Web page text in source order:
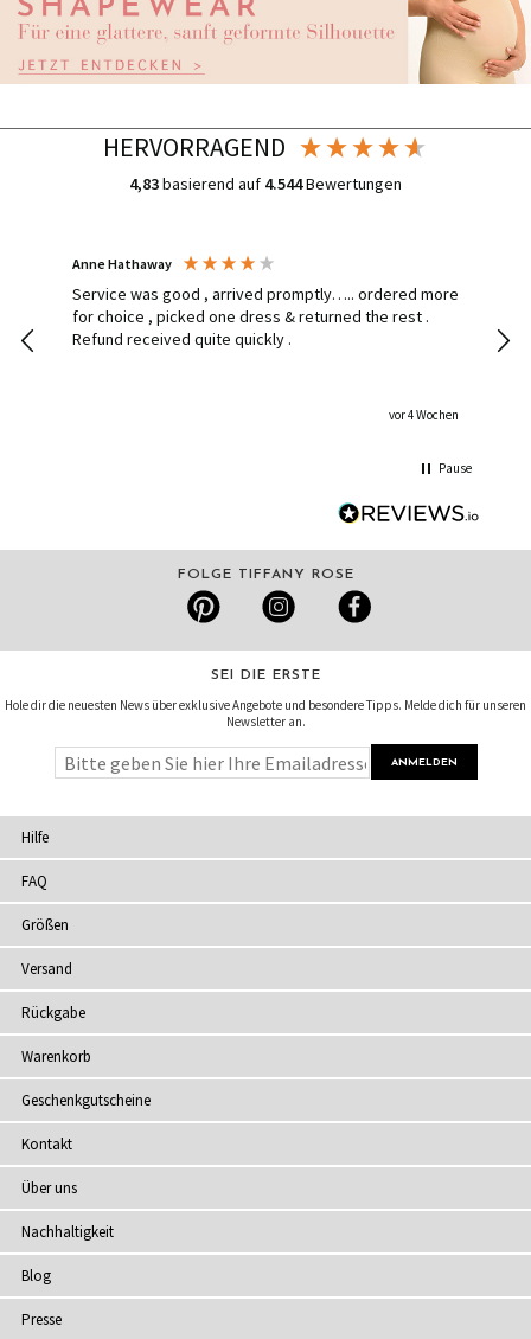
HERVORRAGEND
4,83basierend auf 4.544Bewertungen
Anne Hathaway
Service was good , arrived promptly….. ordered more
for choice , picked one dress & returned the rest .
Refund received quite quickly .
vor 4 Wochen
Pause
FOLGE TIFFANY ROSE
SEI DIE ERSTE
Hole dir die neuesten News über exklusive Angebote und besondere Tipps. Melde dich für unseren
Newsletter an.
Hilfe
FAQ
Größen
Versand
Rückgabe
Warenkorb
Geschenkgutscheine
Kontakt
Über uns
Nachhaltigkeit
Blog
Presse